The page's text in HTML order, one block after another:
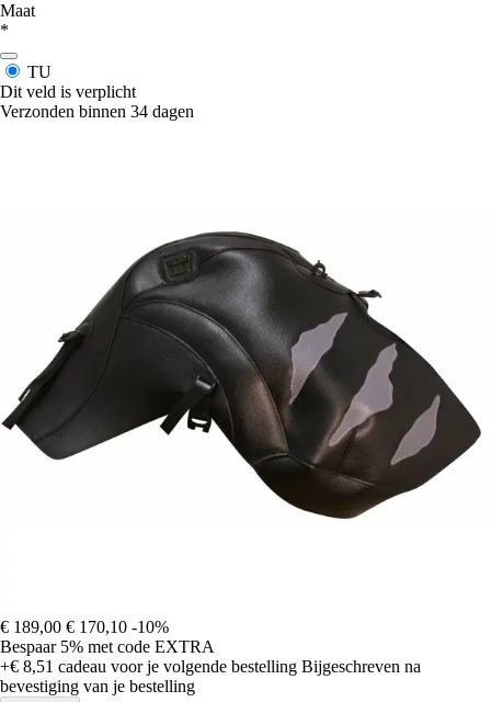
Maat
*
TU
Dit veld is verplicht
Verzonden binnen 34 dagen
€ 189,00 € 170,10 -10%
Bespaar 5% met code EXTRA
+€ 8,51 cadeau voor je volgende bestelling Bijgeschreven na
bevestiging van je bestelling